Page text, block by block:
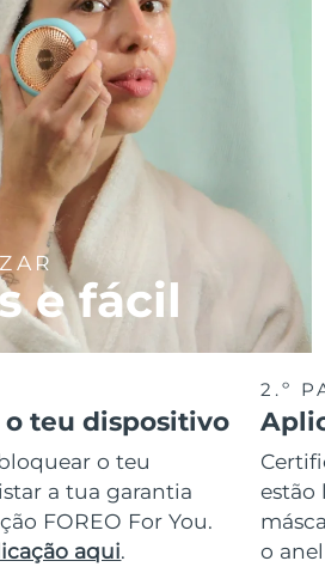
e fácil
teu dispositivo
o teu
a tua garantia
FOREO For You.
aqui.
2.º
estão
o